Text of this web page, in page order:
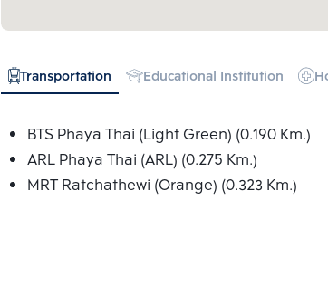
Transportation Educational Institution
BTS Phaya Thai (Light Green) (0.190 Km.)
ARL Phaya Thai (ARL) (0.275 Km.)
MRT Ratchathewi (Orange) (0.323 Km.)